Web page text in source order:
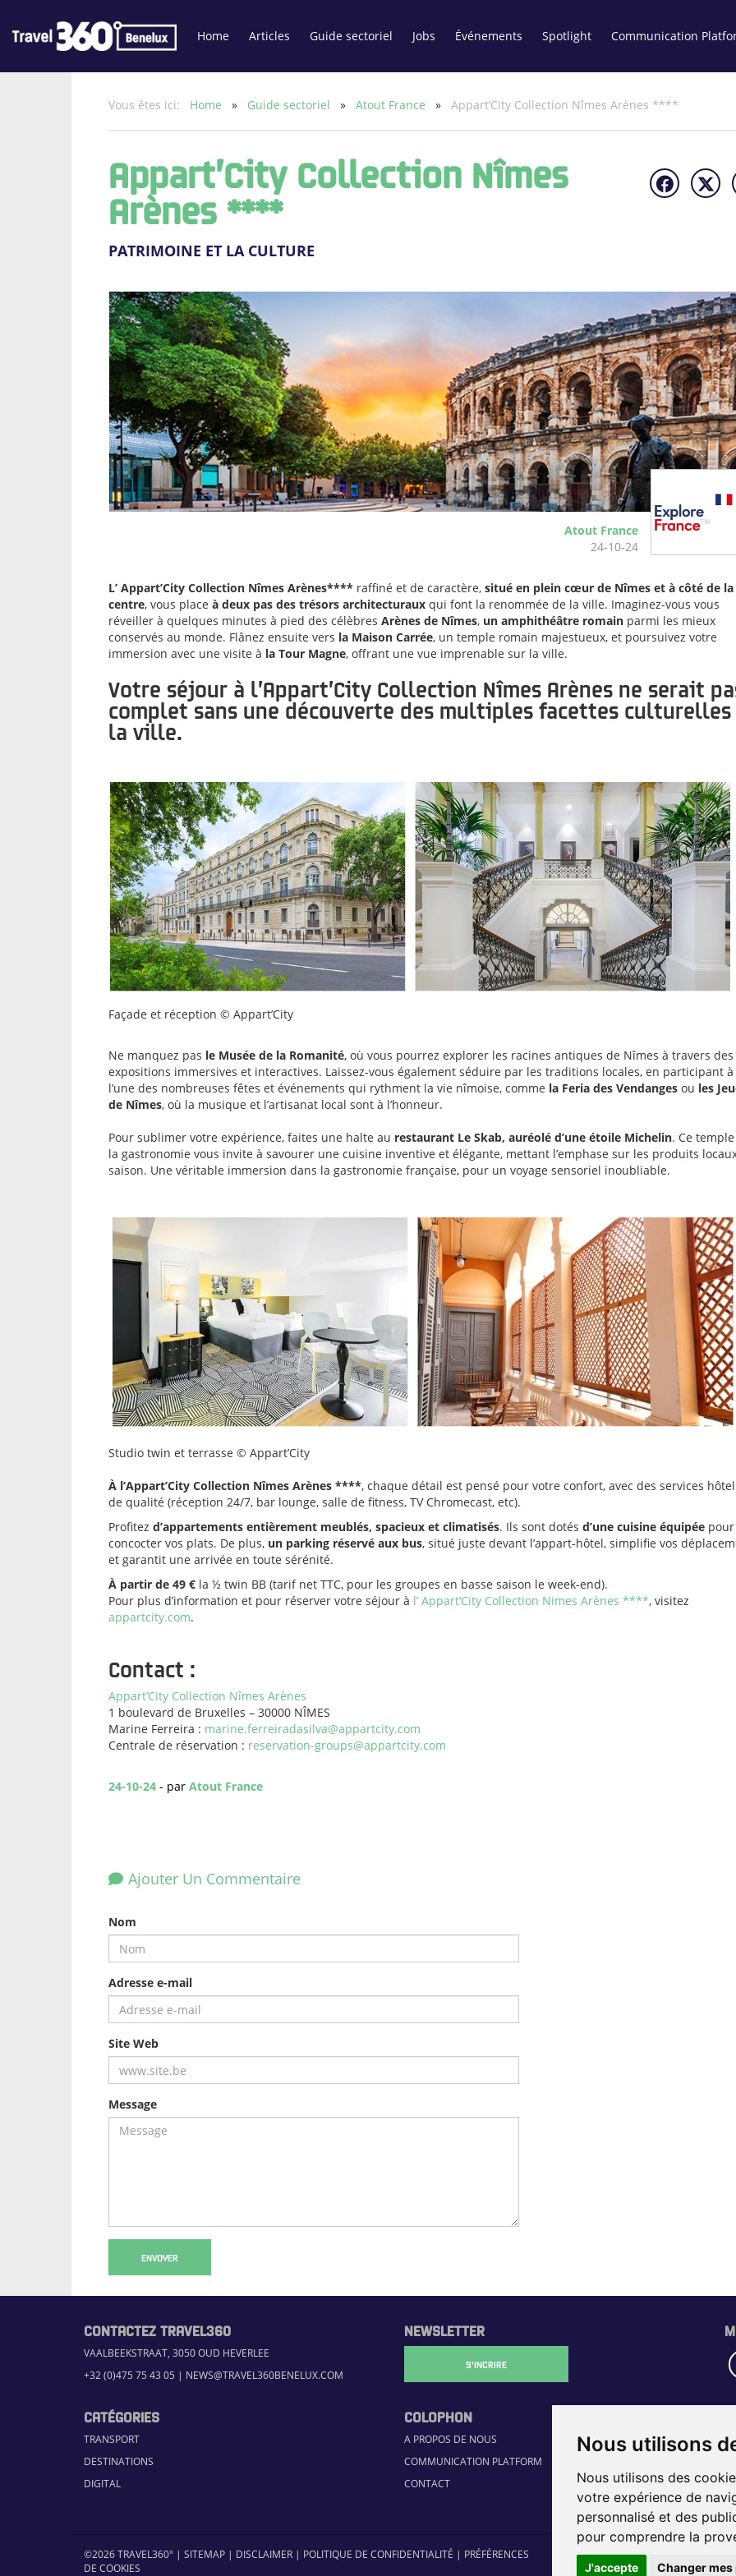
Nous utilisons
Nous utilisons des
votre expérience de
personnalisé et des
pour comprendre la
J'accepte Changer
Home Articles Guide sectoriel Jobs Événements Spotlight Communication
Vous êtes ici: Home » Guide sectoriel » Atout France » Appart’City Collection Nîmes Arènes ****
Appart’City Collection Nîmes
Arènes ****
PATRIMOINE ET LA CULTURE
Atout France
24-10-24
L’ Appart’City Collection Nîmes Arènes**** raffiné et de caractère, situé en plein cœur de Nîmes et à côté de la
centre, vous place à deux pas des trésors architecturaux qui font la renommée de la ville. Imaginez-vous vous
réveiller à quelques minutes à pied des célèbres Arènes de Nîmes, un amphithéâtre romain parmi les mieux
conservés au monde. Flânez ensuite vers la Maison Carrée, un temple romain majestueux, et poursuivez votre
immersion avec une visite à la Tour Magne, offrant une vue imprenable sur la ville.
Votre séjour à l’Appart’City Collection Nîmes Arènes ne serait
complet sans une découverte des multiples facettes culturelles
la ville.
Façade et réception © Appart’City
Ne manquez pas le Musée de la Romanité, où vous pourrez explorer les racines antiques de Nîmes à travers des
expositions immersives et interactives. Laissez-vous également séduire par les traditions locales, en participant à
l’une des nombreuses fêtes et événements qui rythment la vie nîmoise, comme la Feria des Vendanges ou les
de Nîmes, où la musique et l’artisanat local sont à l’honneur.
Pour sublimer votre expérience, faites une halte au restaurant Le Skab, auréolé d’une étoile Michelin. Ce
la gastronomie vous invite à savourer une cuisine inventive et élégante, mettant l’emphase sur les produits
saison. Une véritable immersion dans la gastronomie française, pour un voyage sensoriel inoubliable.
Studio twin et terrasse © Appart’City
À l’Appart’City Collection Nîmes Arènes ****, chaque détail est pensé pour votre confort, avec des services
de qualité (réception 24/7, bar lounge, salle de fitness, TV Chromecast, etc).
Profitez d’appartements entièrement meublés, spacieux et climatisés. Ils sont dotés d’une cuisine équipée pour
concocter vos plats. De plus, un parking réservé aux bus, situé juste devant l’appart-hôtel, simplifie vos
et garantit une arrivée en toute sérénité.
À partir de 49 € la ½ twin BB (tarif net TTC, pour les groupes en basse saison le week-end).
Pour plus d’information et pour réserver votre séjour à l’ Appart’City Collection Nimes Arènes ****, visitez
appartcity.com.
Contact :
Appart’City Collection Nîmes Arènes
1 boulevard de Bruxelles – 30000 NÎMES
Marine Ferreira : marine.ferreiradasilva@appartcity.com
Centrale de réservation : reservation-groups@appartcity.com
24-10-24 - par Atout France
Ajouter Un Commentaire
Nom
Adresse e-mail
Site Web
Message
ENVOYER
CONTACTEZ TRAVEL360
VAALBEEKSTRAAT, 3050 OUD HEVERLEE
+32 (0)475 75 43 05 | NEWS@TRAVEL360BENELUX.COM
NEWSLETTER
S'INCRIRE
CATÉGORIES
TRANSPORT
DESTINATIONS
DIGITAL
COLOPHON
A PROPOS DE NOUS
COMMUNICATION PLATFORM
CONTACT
©2026 TRAVEL360° | SITEMAP | DISCLAIMER | POLITIQUE DE CONFIDENTIALITÉ | PRÉFÉRENCES
DE COOKIES